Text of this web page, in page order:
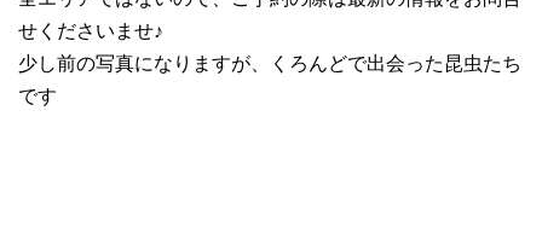
せくださいませ♪
少し前の写真になりますが、くろんどで出会った昆虫たち
です